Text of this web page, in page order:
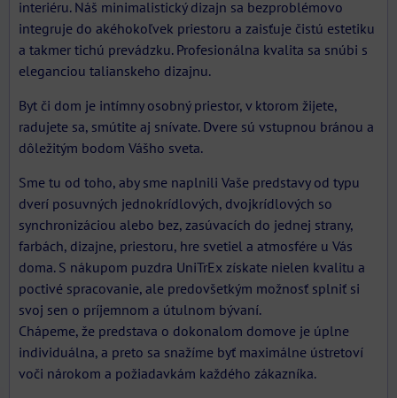
interiéru. Náš minimalistický dizajn sa bezproblémovo
integruje do akéhokoľvek priestoru a zaisťuje čistú estetiku
a takmer tichú prevádzku. Profesionálna kvalita sa snúbi s
eleganciou talianskeho dizajnu.
Byt či dom je intímny osobný priestor, v ktorom žijete,
radujete sa, smútite aj snívate. Dvere sú vstupnou bránou a
dôležitým bodom Vášho sveta.
Sme tu od toho, aby sme naplnili Vaše predstavy od typu
dverí posuvných jednokrídlových, dvojkrídlových so
synchronizáciou alebo bez, zasúvacích do jednej strany,
farbách, dizajne, priestoru, hre svetiel a atmosfére u Vás
doma. S nákupom puzdra UniTrEx získate nielen kvalitu a
poctivé spracovanie, ale predovšetkým možnosť splniť si
svoj sen o príjemnom a útulnom bývaní.
Chápeme, že predstava o dokonalom domove je úplne
individuálna, a preto sa snažíme byť maximálne ústretoví
voči nárokom a požiadavkám každého zákazníka.